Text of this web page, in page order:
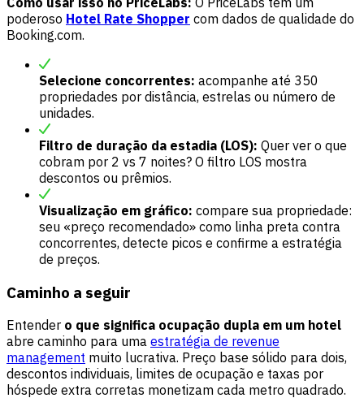
poderoso Hotel Rate Shopper com dados de qualidade do
Booking.com.
Selecione concorrentes: acompanhe até 350
propriedades por distância, estrelas ou número de
unidades.
Filtro de duração da estadia (LOS): Quer ver o que
cobram por 2 vs 7 noites? O filtro LOS mostra
descontos ou prêmios.
Visualização em gráfico: compare sua propriedade:
seu «preço recomendado» como linha preta contra
concorrentes, detecte picos e confirme a estratégia
de preços.
Caminho a seguir
Entender o que significa ocupação dupla em um hotel
abre caminho para uma estratégia de revenue
management muito lucrativa. Preço base sólido para dois,
descontos individuais, limites de ocupação e taxas por
hóspede extra corretas monetizam cada metro quadrado.